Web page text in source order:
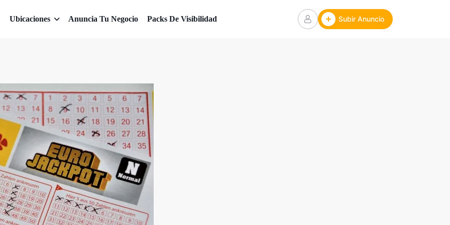
Ubicaciones Anuncia Tu Negocio Packs De Visibilidad Subir Anuncio